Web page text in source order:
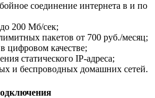
соединение интернета в и по
200 Мб/сек;
пакетов от 700 руб./месяц;
цифровом качестве;
статического IP-адреса;
и беспроводных домашних сетей.